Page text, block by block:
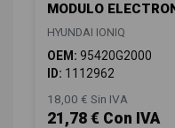
MODULO
HYUNDAI IONIQ
OEM: 95420G2000
ID: 1112962
18,00 € Sin IVA
21,78 € Con IVA